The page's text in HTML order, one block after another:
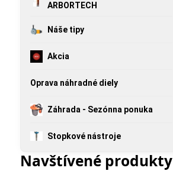
ARBORTECH
Náše tipy
Akcia
Oprava náhradné diely
Záhrada - Sezónna ponuka
Stopkové nástroje
Navštívené produkty